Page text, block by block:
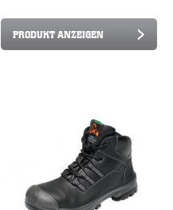
PRODUKT ANZEIGEN